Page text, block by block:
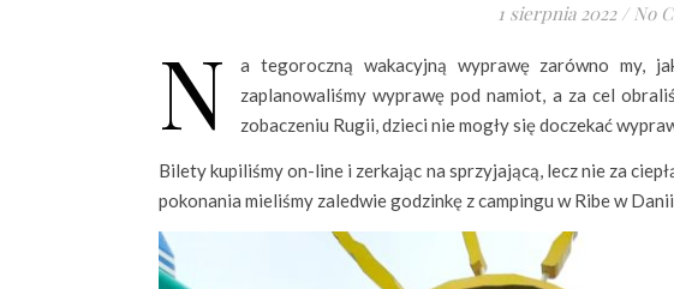
1 sierpnia 2022 / No
N
a tegoroczną wakacyjną wyprawę zarówno my,
zaplanowaliśmy wyprawę pod namiot, a za cel
zobaczeniu Rugii, dzieci nie mogły się doczekać
Bilety kupiliśmy on-line i zerkając na sprzyjającą, lecz nie za
pokonania mieliśmy zaledwie godzinkę z campingu w Ribe w